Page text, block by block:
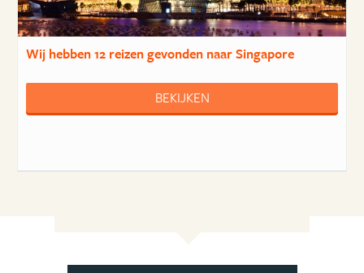
Wij hebben12 reizengevonden naar Singapore
BEKIJKEN